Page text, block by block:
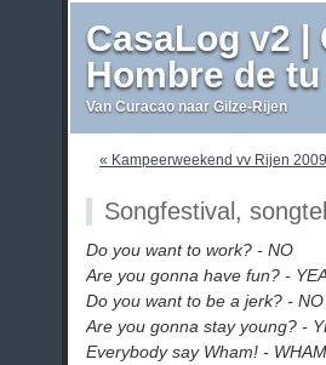
CasaLog v2 |
Hombre de tu
Van Curacao naar Gilze-Rijen
« Kampeerweekend vv Rijen
Songfestival,
Do you want to work? - NO
Are you gonna have fun? -
Do you want to be a jerk? - NO
Are you gonna stay young? -
Everybody say Wham! -